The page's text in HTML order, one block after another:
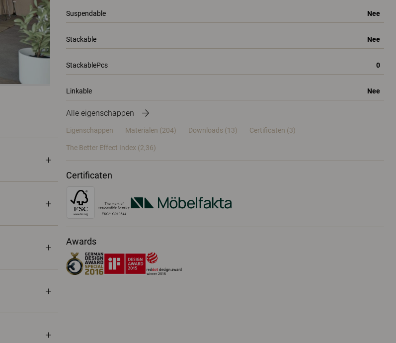
Suspendable Nee
Stackable Nee
StackablePcs 0
Linkable Nee
Alle eigenschappen
Eigenschappen Materialen (204) Downloads (13) Certificaten (3)
The Better Effect Index (2,36)
Certificaten
Awards